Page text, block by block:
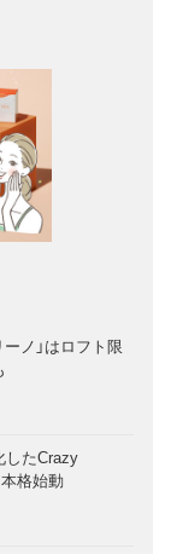
ノ」はロフト限
したCrazy
格始動